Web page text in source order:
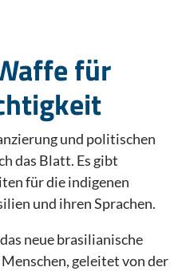
für
und politischen
das Blatt. Es gibt
für die indigenen
und ihren Sprachen.
neue brasilianische
geleitet von der